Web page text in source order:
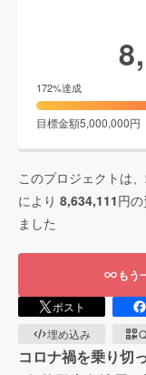
172%達成
目標金額5,000,000円
このプロジェクトは、
により 8,634,111円の
ました
もう
ポスト
埋め込み
コロナ禍を乗り切